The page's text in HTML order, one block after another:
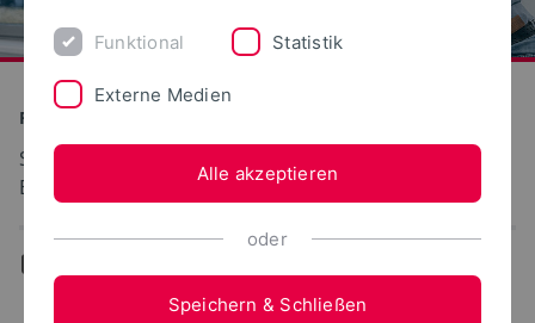
Produktion und Technik
Strömungsmaschinen, Fluiddynamik und
Energietechnik
Funktional Statistik
Externe Medien
Alle akzeptieren
oder
Speichern & Schließen